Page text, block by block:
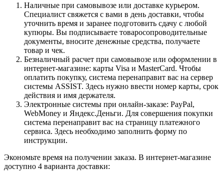
Наличные при самовывозе или доставке курьером.
Специалист свяжется с вами в день доставки, чтобы
уточнить время и заранее подготовить сдачу с любой
купюры. Вы подписываете товаросопроводительные
документы, вносите денежные средства, получаете
товар и чек.
Безналичный расчет при самовывозе или оформлении в
интернет-магазине: карты Visa и MasterCard. Чтобы
оплатить покупку, система перенаправит вас на сервер
системы ASSIST. Здесь нужно ввести номер карты, срок
действия и имя держателя.
Электронные системы при онлайн-заказе: PayPal,
WebMoney и Яндекс.Деньги. Для совершения покупки
система перенаправит вас на страницу платежного
сервиса. Здесь необходимо заполнить форму по
инструкции.
Экономьте время на получении заказа. В интернет-магазине
доступно 4 варианта доставки: